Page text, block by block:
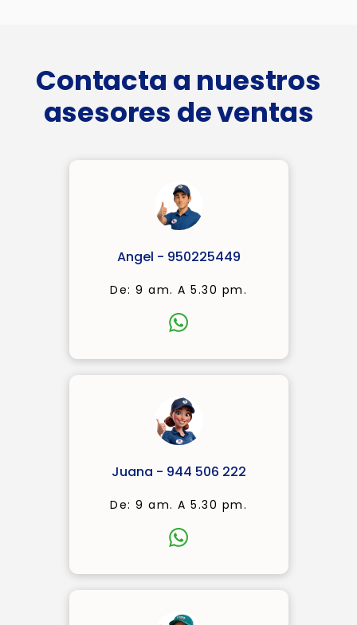
Contacta a nuestros
asesores de ventas
Angel - 950225449
De: 9 am. A 5.30 pm.
Juana - 944 506 222
De: 9 am. A 5.30 pm.